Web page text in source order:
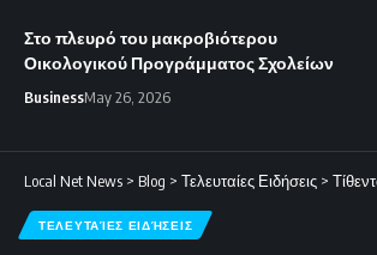
Στο πλευρό του μακροβιότερου
Οικολογικού Προγράμματος Σχολείων
BusinessMay 26, 2026
Local Net News > Blog > Τελευταίες Ειδήσεις > Τίθενται
ΤΕΛΕΥΤΑΊΕΣ ΕΙΔΉΣΕΙΣ